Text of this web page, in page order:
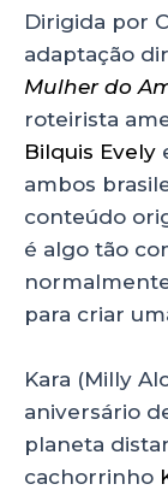
Dirigida por
adaptação
Mulher do
roteirista
Bilquis Evely
ambos
conteúdo
é algo tão
para criar
Kara (Milly
aniversário
planeta
cachorrinho